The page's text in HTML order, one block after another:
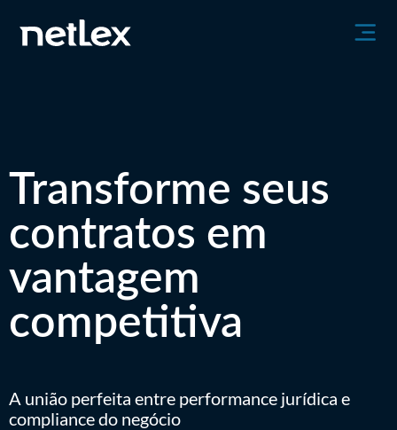
Transforme seus
contratos em
vantagem
competitiva
A união perfeita entre performance jurídica e
compliance do negócio